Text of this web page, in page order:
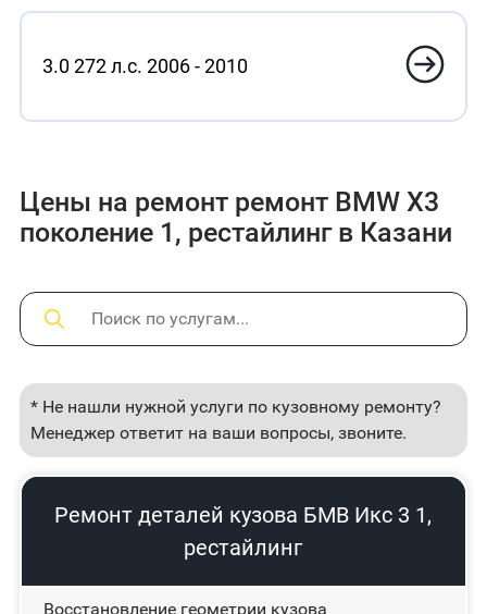
3.0 272 л.с. 2006 - 2010
Цены на ремонт ремонт BMW X3
поколение 1, рестайлинг в Казани
* Не нашли нужной услуги по кузовному ремонту?
Менеджер ответит на ваши вопросы, звоните.
Ремонт деталей кузова БМВ Икс 3 1,
рестайлинг
Восстановление геометрии кузова